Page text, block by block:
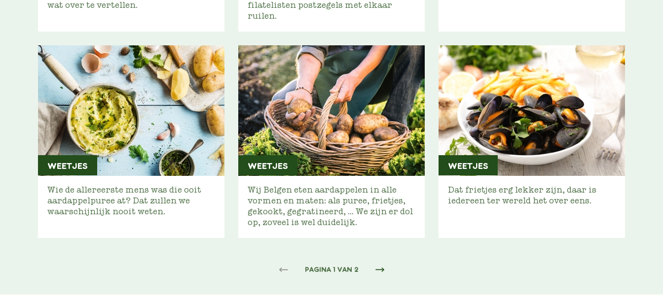
wat over te vertellen.
filatelisten postzegels met elkaar
ruilen.
WEETJES
Wie de allereerste mens was die ooit
aardappelpuree at? Dat zullen we
waarschijnlijk nooit weten.
WEETJES
Wij Belgen eten aardappelen in alle
vormen en maten: als puree, frietjes,
gekookt, gegratineerd, ... We zijn er dol
op, zoveel is wel duidelijk.
WEETJES
Dat frietjes erg lekker zijn, daar is
iedereen ter wereld het over eens.
PAGINA 1 VAN 2
NEXT